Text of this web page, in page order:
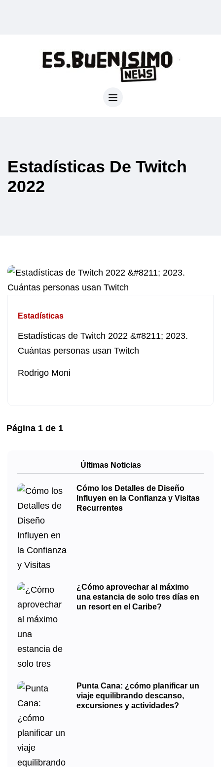
Estadísticas De Twitch
2022
Estadísticas
Estadísticas de Twitch 2022 &#8211; 2023.
Cuántas personas usan Twitch
Rodrigo Moni
Página 1 de 1
Últimas Noticias
Cómo los Detalles de Diseño
Influyen en la Confianza y Visitas
Recurrentes
¿Cómo aprovechar al máximo
una estancia de solo tres días en
un resort en el Caribe?
Punta Cana: ¿cómo planificar un
viaje equilibrando descanso,
excursiones y actividades?